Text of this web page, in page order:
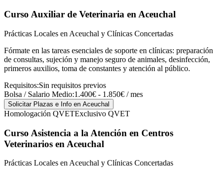
Curso Auxiliar de Veterinaria en Aceuchal
Prácticas Locales en Aceuchal y Clínicas Concertadas
Fórmate en las tareas esenciales de soporte en clínicas: preparación
de consultas, sujeción y manejo seguro de animales, desinfección,
primeros auxilios, toma de constantes y atención al público.
Requisitos:Sin requisitos previos
Bolsa / Salario Medio:1.400€ - 1.850€ / mes
Solicitar Plazas e Info en Aceuchal
Homologación QVETExclusivo QVET
Curso Asistencia a la Atención en Centros
Veterinarios en Aceuchal
Prácticas Locales en Aceuchal y Clínicas Concertadas